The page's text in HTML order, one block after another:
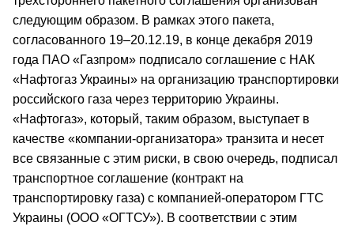
следующим образом. В рамках этого пакета,
согласованного 19–20.12.19, в конце декабря 2019
года ПАО «Газпром» подписало соглашение с НАК
«Нафтогаз Украины» на организацию транспортировки
российского газа через территорию Украины.
«Нафтогаз», который, таким образом, выступает в
качестве «компании-организатора» транзита и несет
все связанные с этим риски, в свою очередь, подписал
транспортное соглашение (контракт на
транспортировку газа) с компанией-оператором ГТС
Украины (ООО «ОГТСУ»). В соответствии с этим